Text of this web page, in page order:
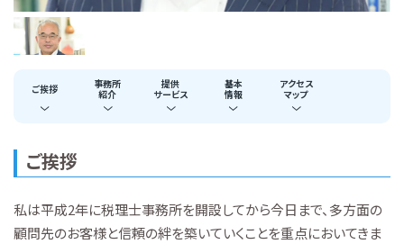
ご挨拶
事務所
紹介
提供
サービス
基本
情報
アクセス
マップ
ご挨拶
私は平成2年に税理士事務所を開設してから今日まで、多方面の
顧問先のお客様と信頼の絆を築いていくことを重点においてきま